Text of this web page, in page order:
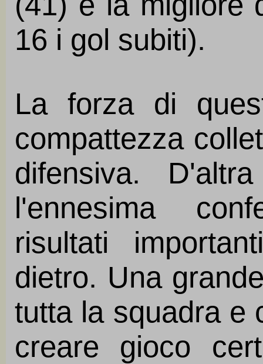
16 i gol subiti).
La forza di
compattezza
difensiva.
l'ennesima
risultati
dietro. Una
tutta la squadra e
creare gioco